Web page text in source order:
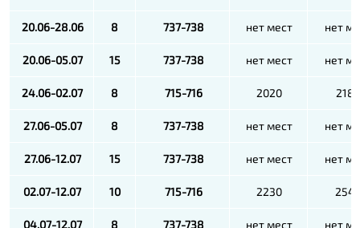
20.06-28.06 8 737-738 нет мест нет
20.06-05.07 15 737-738 нет мест нет
24.06-02.07 8 715-716 2020 2180
27.06-05.07 8 737-738 нет мест нет
27.06-12.07 15 737-738 нет мест нет
02.07-12.07 10 715-716 2230
04.07-12.07 8 737-738 нет мест нет